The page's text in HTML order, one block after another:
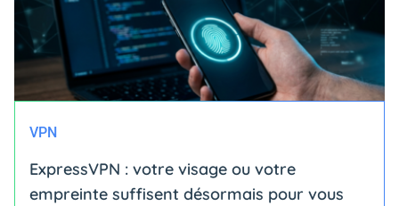
VPN
ExpressVPN : votre visage ou votre
empreinte suffisent désormais pour vous